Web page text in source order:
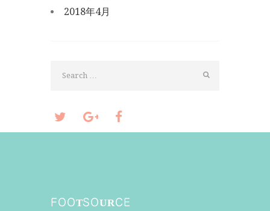
2018年4月
FOOTSOURCE